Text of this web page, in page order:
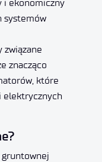
i ekonomiczny
systemów
znacząco
które
elektrycznych
gruntownej